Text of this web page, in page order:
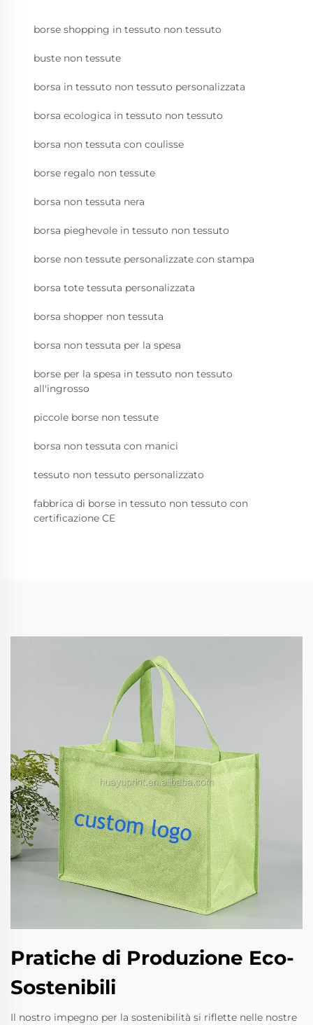
borse shopping in tessuto non tessuto
buste non tessute
borsa in tessuto non tessuto personalizzata
borsa ecologica in tessuto non tessuto
borsa non tessuta con coulisse
borse regalo non tessute
borsa non tessuta nera
borsa pieghevole in tessuto non tessuto
borse non tessute personalizzate con stampa
borsa tote tessuta personalizzata
borsa shopper non tessuta
borsa non tessuta per la spesa
borse per la spesa in tessuto non tessuto
all'ingrosso
piccole borse non tessute
borsa non tessuta con manici
tessuto non tessuto personalizzato
fabbrica di borse in tessuto non tessuto con
certificazione CE
Pratiche di Produzione Eco-
Sostenibili
Il nostro impegno per la sostenibilità si riflette nelle nostre